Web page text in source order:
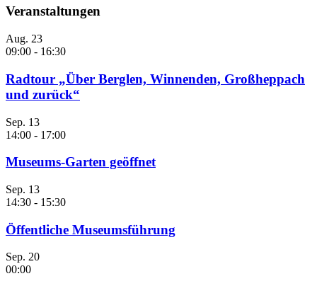
Veranstaltungen
Aug. 23
09:00 - 16:30
Radtour „Über Berglen, Winnenden, Großheppach
und zurück“
Sep. 13
14:00 - 17:00
Museums-Garten geöffnet
Sep. 13
14:30 - 15:30
Öffentliche Museumsführung
Sep. 20
00:00